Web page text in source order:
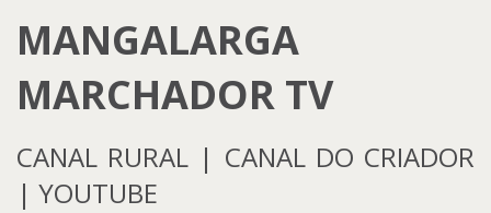
MANGALARGA
MARCHADOR TV
CANAL RURAL | CANAL DO CRIADOR
| YOUTUBE